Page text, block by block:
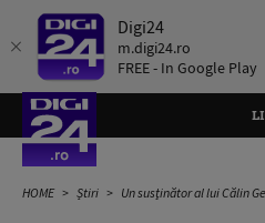
Digi24
m.digi24.ro
FREE - In Google Play
HOME Știri Un susţinător al lui Călin Georgescu a fost